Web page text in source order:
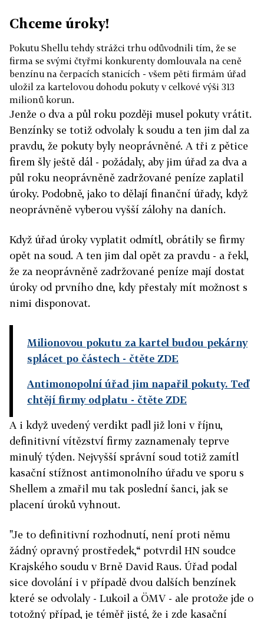
Chceme úroky!
Pokutu Shellu tehdy strážci trhu odůvodnili tím, že se
firma se svými čtyřmi konkurenty domlouvala na ceně
benzínu na čerpacích stanicích - všem pěti firmám úřad
uložil za kartelovou dohodu pokuty v celkové výši 313
milionů korun.
Jenže o dva a půl roku později musel pokuty vrátit.
Benzínky se totiž odvolaly k soudu a ten jim dal za
pravdu, že pokuty byly neoprávněné. A tři z pětice
firem šly ještě dál - požádaly, aby jim úřad za dva a
půl roku neoprávněně zadržované peníze zaplatil
úroky. Podobně, jako to dělají finanční úřady, když
neoprávněně vyberou vyšší zálohy na daních.
Když úřad úroky vyplatit odmítl, obrátily se firmy
opět na soud. A ten jim dal opět za pravdu - a řekl,
že za neoprávněně zadržované peníze mají dostat
úroky od prvního dne, kdy přestaly mít možnost s
nimi disponovat.
Milionovou pokutu za kartel budou pekárny
splácet po částech - čtěte ZDE
Antimonopolní úřad jim napařil pokuty. Teď
chtějí firmy odplatu - čtěte ZDE
A i když uvedený verdikt padl již loni v říjnu,
definitivní vítězství firmy zaznamenaly teprve
minulý týden. Nejvyšší správní soud totiž zamítl
kasační stížnost antimonolního úřadu ve sporu s
Shellem a zmařil mu tak poslední šanci, jak se
placení úroků vyhnout.
"Je to definitivní rozhodnutí, není proti němu
žádný opravný prostředek,“ potvrdil HN soudce
Krajského soudu v Brně David Raus. Úřad podal
sice dovolání i v případě dvou dalších benzínek
které se odvolaly - Lukoil a ÖMV - ale protože jde o
totožný případ, je téměř jisté, že i zde kasační